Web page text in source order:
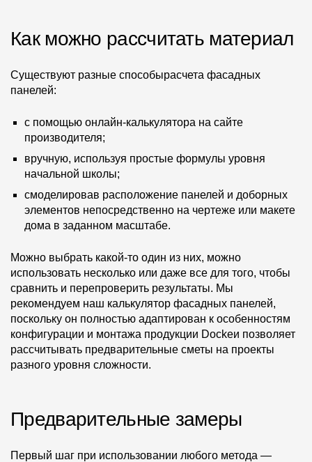
Статьи
Сервисы
Конструктор
Цены
Компания
О компании
Контакты
Контроль качества кровли
Качество фасадов
Отправка рекламации
Предложения по сотрудничеству
Как можно рассчитать материал
Существуют разные способырасчета фасадных
панелей:
с помощью онлайн-калькулятора на сайте
производителя;
вручную, используя простые формулы уровня
начальной школы;
смоделировав расположение панелей и доборных
элементов непосредственно на чертеже или макете
дома в заданном масштабе.
Можно выбрать какой-то один из них, можно
использовать несколько или даже все для того, чтобы
сравнить и перепроверить результаты. Мы
рекомендуем наш калькулятор фасадных панелей,
поскольку он полностью адаптирован к особенностям
конфигурации и монтажа продукции Dockeи позволяет
рассчитывать предварительные сметы на проекты
разного уровня сложности.
Предварительные замеры
Первый шаг при использовании любого метода —